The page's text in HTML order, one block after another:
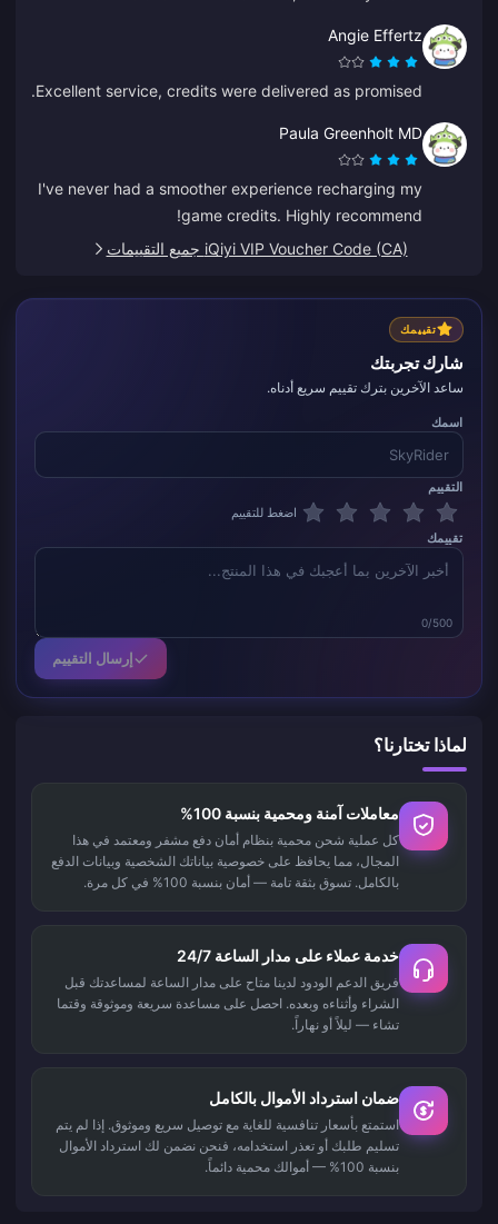
Angie Effertz
Excellent service, credits were delivered as promised.
Paula Greenholt MD
I've never had a smoother experience recharging my
game credits. Highly recommend!
iQiyi VIP Voucher Code (CA) جميع التقييمات
تقييمك
شارك تجربتك
ساعد الآخرين بترك تقييم سريع أدناه.
اسمك
التقييم
اضغط للتقييم
تقييمك
0/500
إرسال التقييم
لماذا تختارنا؟
معاملات آمنة ومحمية بنسبة 100%
كل عملية شحن محمية بنظام أمان دفع مشفر ومعتمد في هذا
المجال، مما يحافظ على خصوصية بياناتك الشخصية وبيانات الدفع
بالكامل. تسوق بثقة تامة — أمان بنسبة 100% في كل مرة.
خدمة عملاء على مدار الساعة 24/7
فريق الدعم الودود لدينا متاح على مدار الساعة لمساعدتك قبل
الشراء وأثناءه وبعده. احصل على مساعدة سريعة وموثوقة وقتما
تشاء — ليلاً أو نهاراً.
ضمان استرداد الأموال بالكامل
استمتع بأسعار تنافسية للغاية مع توصيل سريع وموثوق. إذا لم يتم
تسليم طلبك أو تعذر استخدامه، فنحن نضمن لك استرداد الأموال
بنسبة 100% — أموالك محمية دائماً.